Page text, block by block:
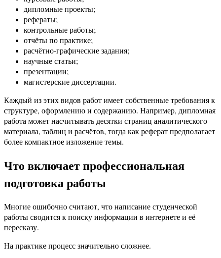
дипломные проекты;
рефераты;
контрольные работы;
отчёты по практике;
расчётно-графические задания;
научные статьи;
презентации;
магистерские диссертации.
Каждый из этих видов работ имеет собственные требования к
структуре, оформлению и содержанию. Например, дипломная
работа может насчитывать десятки страниц аналитического
материала, таблиц и расчётов, тогда как реферат предполагает
более компактное изложение темы.
Что включает профессиональная
подготовка работы
Многие ошибочно считают, что написание студенческой
работы сводится к поиску информации в интернете и её
пересказу.
На практике процесс значительно сложнее.